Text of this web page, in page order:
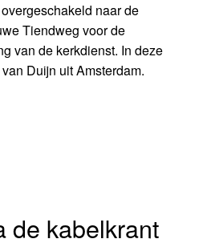
naar de
Tiendweg voor de
van de kerkdienst. In deze
Duijn uit Amsterdam.
de kabelkrant